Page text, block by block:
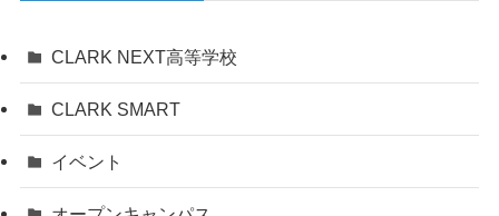
CLARK NEXT高等学校
CLARK SMART
イベント